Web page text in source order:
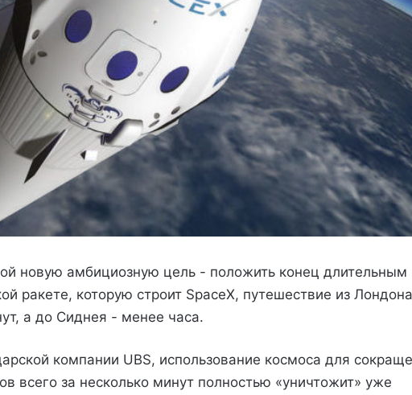
новую амбициозную цель - положить конец длительным
ракете, которую строит SpaceX, путешествие из
а до Сиднея - менее часа.
компании UBS, использование космоса для
всего за несколько минут полностью «уничтожит» уже